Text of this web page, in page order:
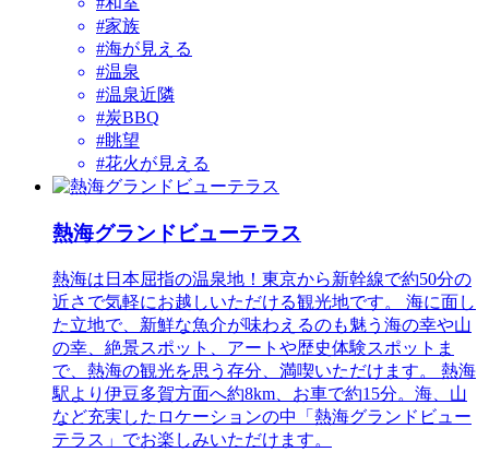
#家族
#海が見える
#温泉
#温泉近隣
#炭BBQ
#眺望
#花火が見える
熱海グランドビューテラス
熱海は日本屈指の温泉地！東京から新幹線で約50分の
近さで気軽にお越しいただける観光地です。 海に面し
た立地で、新鮮な魚介が味わえるのも魅う海の幸や山
の幸、絶景スポット、アートや歴史体験スポットま
で、熱海の観光を思う存分、満喫いただけます。 熱海
駅より伊豆多賀方面へ約8km、お車で約15分。海、山
など充実したロケーションの中「熱海グランドビュー
テラス」でお楽しみいただけます。